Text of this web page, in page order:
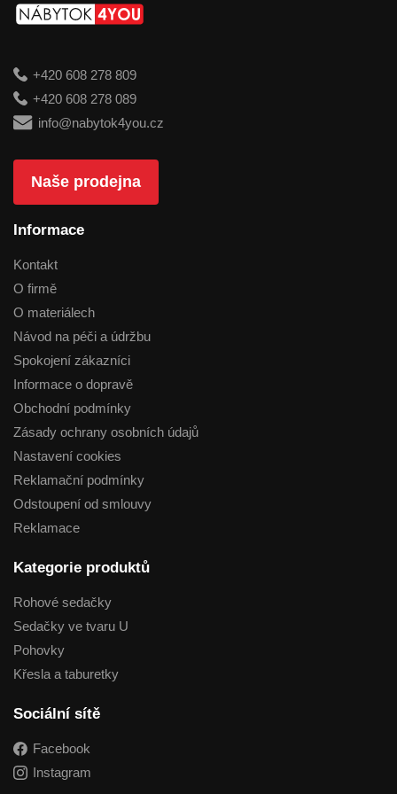
+420 608 278 809
+420 608 278 089
info@nabytok4you.cz
Naše prodejna
Informace
Kontakt
O firmě
O materiálech
Návod na péči a údržbu
Spokojení zákazníci
Informace o dopravě
Obchodní podmínky
Zásady ochrany osobních údajů
Nastavení cookies
Reklamační podmínky
Odstoupení od smlouvy
Reklamace
Kategorie produktů
Rohové sedačky
Sedačky ve tvaru U
Pohovky
Křesla a taburetky
Sociální sítě
Facebook
Instagram